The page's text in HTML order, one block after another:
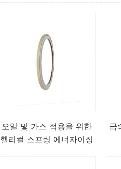
오일 및 가스 적용을 위한
헬리컬 스프링 에너자이징
금